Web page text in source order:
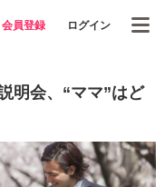
会員登録 ログイン
明会、“ママ”はど